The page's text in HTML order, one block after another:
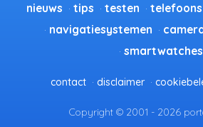
nieuws tips testen telefoons
navigatiesystemen
smartwatches
contact disclaimer
Copyright © 2001 - 2026